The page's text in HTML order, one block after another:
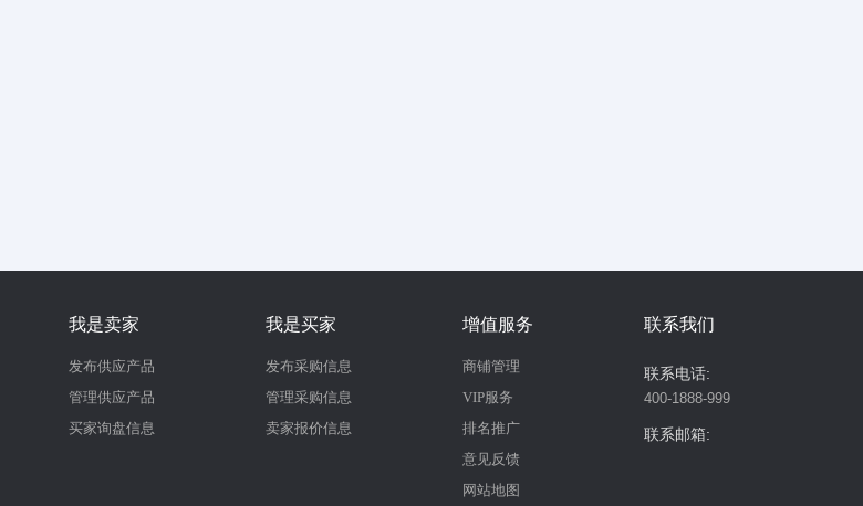
我是卖家
发布供应产品
管理供应产品
买家询盘信息
我是买家
发布采购信息
管理采购信息
卖家报价信息
增值服务
商铺管理
VIP服务
排名推广
意见反馈
网站地图
联系我们
联系电话:
400-1888-999
联系邮箱: